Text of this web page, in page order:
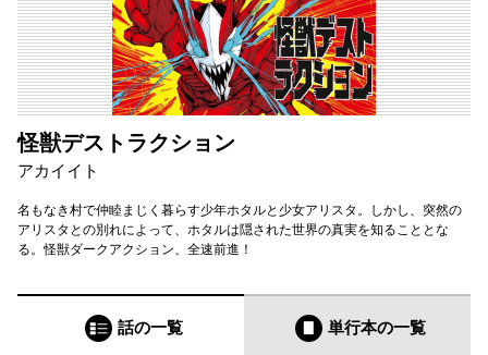
怪獣デストラクション
アカイイト
名もなき村で仲睦まじく暮らす少年ホタルと少女アリスタ。しかし、突然の
アリスタとの別れによって、ホタルは隠された世界の真実を知ることとな
る。怪獣ダークアクション、全速前進！
話の一覧 単行本の一覧